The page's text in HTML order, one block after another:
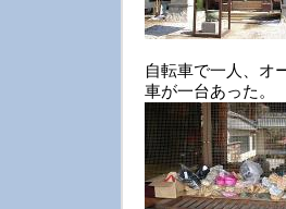
自転車で一人、オ
車が一台あった。